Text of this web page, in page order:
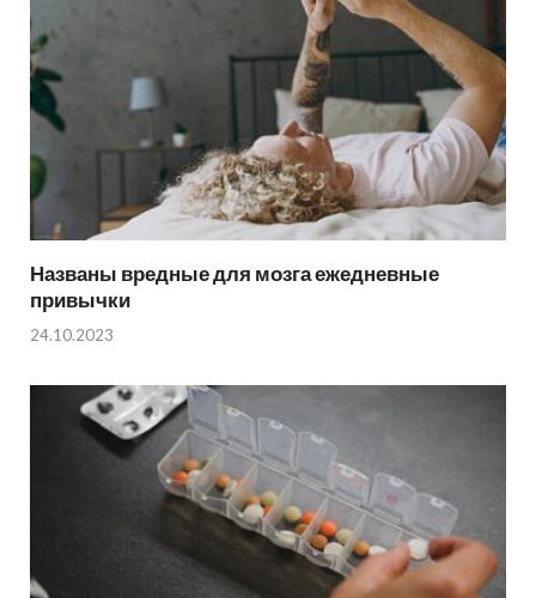
Названы вредные для мозга ежедневные
привычки
24.10.2023